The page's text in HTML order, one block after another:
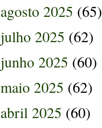
agosto 2025 (65)
julho 2025 (62)
junho 2025 (60)
maio 2025 (62)
abril 2025 (60)